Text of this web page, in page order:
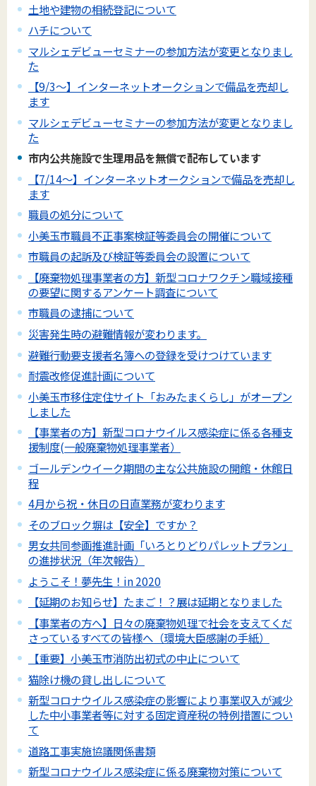
土地や建物の相続登記について
ハチについて
マルシェデビューセミナーの参加方法が変更となりまし
た
【9/3～】インターネットオークションで備品を売却し
ます
マルシェデビューセミナーの参加方法が変更となりまし
た
市内公共施設で生理用品を無償で配布しています
【7/14～】インターネットオークションで備品を売却し
ます
職員の処分について
小美玉市職員不正事案検証等委員会の開催について
市職員の起訴及び検証等委員会の設置について
【廃棄物処理事業者の方】新型コロナワクチン職域接種
の要望に関するアンケート調査について
市職員の逮捕について
災害発生時の避難情報が変わります。
避難行動要支援者名簿への登録を受けつけています
耐震改修促進計画について
小美玉市移住定住サイト「おみたまくらし」がオープン
しました
【事業者の方】新型コロナウイルス感染症に係る各種支
援制度(一般廃棄物処理事業者）
ゴールデンウイーク期間の主な公共施設の開館・休館日
程
4月から祝・休日の日直業務が変わります
そのブロック塀は【安全】ですか？
男女共同参画推進計画「いろとりどりパレットプラン」
の進捗状況（年次報告）
ようこそ！夢先生！in 2020
【延期のお知らせ】たまご！？展は延期となりました
【事業者の方へ】日々の廃棄物処理で社会を支えてくだ
さっているすべての皆様へ（環境大臣感謝の手紙）
【重要】小美玉市消防出初式の中止について
猫除け機の貸し出しについて
新型コロナウイルス感染症の影響により事業収入が減少
した中小事業者等に対する固定資産税の特例措置につい
て
道路工事実施協議関係書類
新型コロナウイルス感染症に係る廃棄物対策について